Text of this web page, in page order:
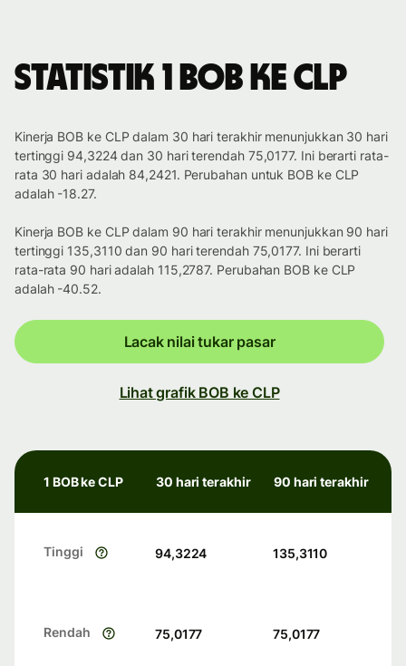
Statistik 1 BOB ke CLP
Kinerja BOB ke CLP dalam 30 hari terakhir menunjukkan 30 hari
tertinggi 94,3224 dan 30 hari terendah 75,0177. Ini berarti rata-
rata 30 hari adalah 84,2421. Perubahan untuk BOB ke CLP
adalah -18.27.
Kinerja BOB ke CLP dalam 90 hari terakhir menunjukkan 90 hari
tertinggi 135,3110 dan 90 hari terendah 75,0177. Ini berarti
rata-rata 90 hari adalah 115,2787. Perubahan BOB ke CLP
adalah -40.52.
Lacak nilai tukar pasar
Lihat grafik BOB ke CLP
1 BOB ke CLP 30 hari terakhir 90 hari terakhir
Tinggi 94,3224 135,3110
Rendah 75,0177 75,0177